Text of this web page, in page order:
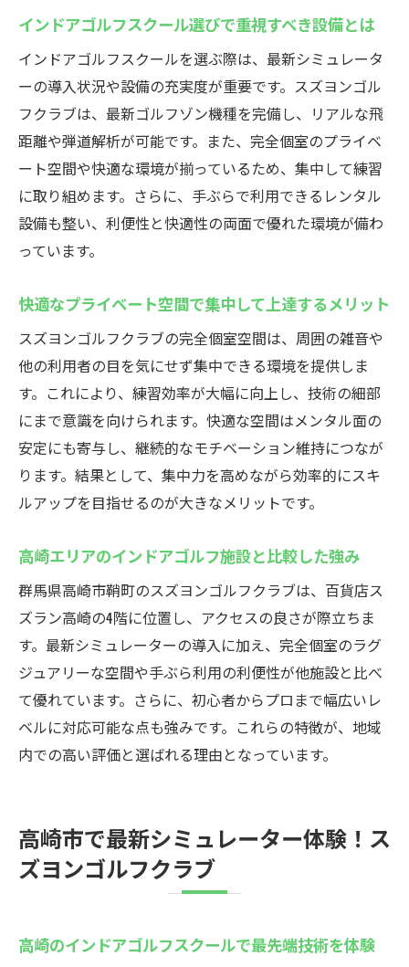
高崎で初めてでも楽しめるインドアゴルフ
体験
インドアゴルフスクールならではの安心ポ
イント
インドアゴルフスクール選びで重視すべき設備とは
インドアゴルフスクールを選ぶ際は、最新シミュレータ
ーの導入状況や設備の充実度が重要です。スズヨンゴル
フクラブは、最新ゴルフゾン機種を完備し、リアルな飛
距離や弾道解析が可能です。また、完全個室のプライベ
ート空間や快適な環境が揃っているため、集中して練習
に取り組めます。さらに、手ぶらで利用できるレンタル
設備も整い、利便性と快適性の両面で優れた環境が備わ
っています。
快適なプライベート空間で集中して上達するメリット
スズヨンゴルフクラブの完全個室空間は、周囲の雑音や
他の利用者の目を気にせず集中できる環境を提供しま
す。これにより、練習効率が大幅に向上し、技術の細部
にまで意識を向けられます。快適な空間はメンタル面の
安定にも寄与し、継続的なモチベーション維持につなが
ります。結果として、集中力を高めながら効率的にスキ
ルアップを目指せるのが大きなメリットです。
高崎エリアのインドアゴルフ施設と比較した強み
群馬県高崎市鞘町のスズヨンゴルフクラブは、百貨店ス
ズラン高崎の4階に位置し、アクセスの良さが際立ちま
す。最新シミュレーターの導入に加え、完全個室のラグ
ジュアリーな空間や手ぶら利用の利便性が他施設と比べ
て優れています。さらに、初心者からプロまで幅広いレ
ベルに対応可能な点も強みです。これらの特徴が、地域
内での高い評価と選ばれる理由となっています。
高崎市で最新シミュレーター体験！ス
ズヨンゴルフクラブ
高崎のインドアゴルフスクールで最先端技術を体験